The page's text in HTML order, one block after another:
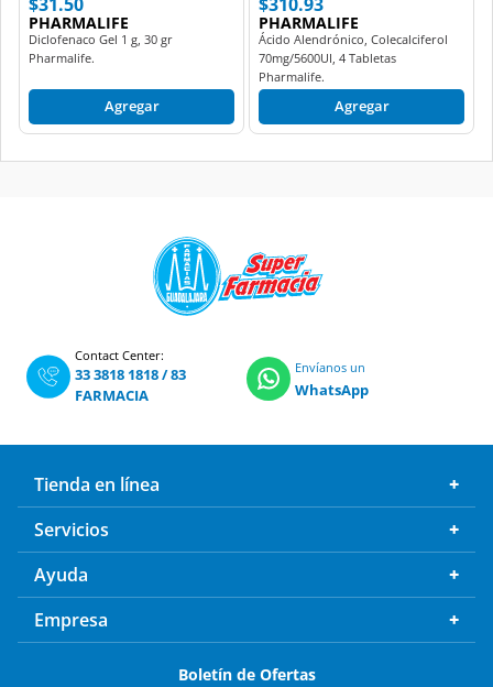
PHARMALIFE
Diclofenaco Gel 1 g, 30 gr
Pharmalife.
Agregar
PHARMALIFE
Ácido Alendrónico, Colecalciferol
70mg/5600UI, 4 Tabletas
Pharmalife.
Agregar
Contact Center:
33 3818 1818/83
FARMACIA
Envíanos un
WhatsApp
Tienda en línea
Servicios
Ayuda
Empresa
Boletín de Ofertas